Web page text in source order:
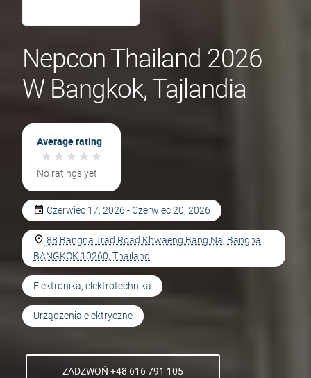
Nepcon Thailand 2026
W Bangkok, Tajlandia
Average rating
★★★★★
★★★★★
No ratings yet
Czerwiec 17, 2026 - Czerwiec 20, 2026
88 Bangna Trad Road Khwaeng Bang Na, Bangna
BANGKOK 10260, Thailand
Elektronika, elektrotechnika
Urządzenia elektryczne
ZADZWOŃ +48 616 791 105